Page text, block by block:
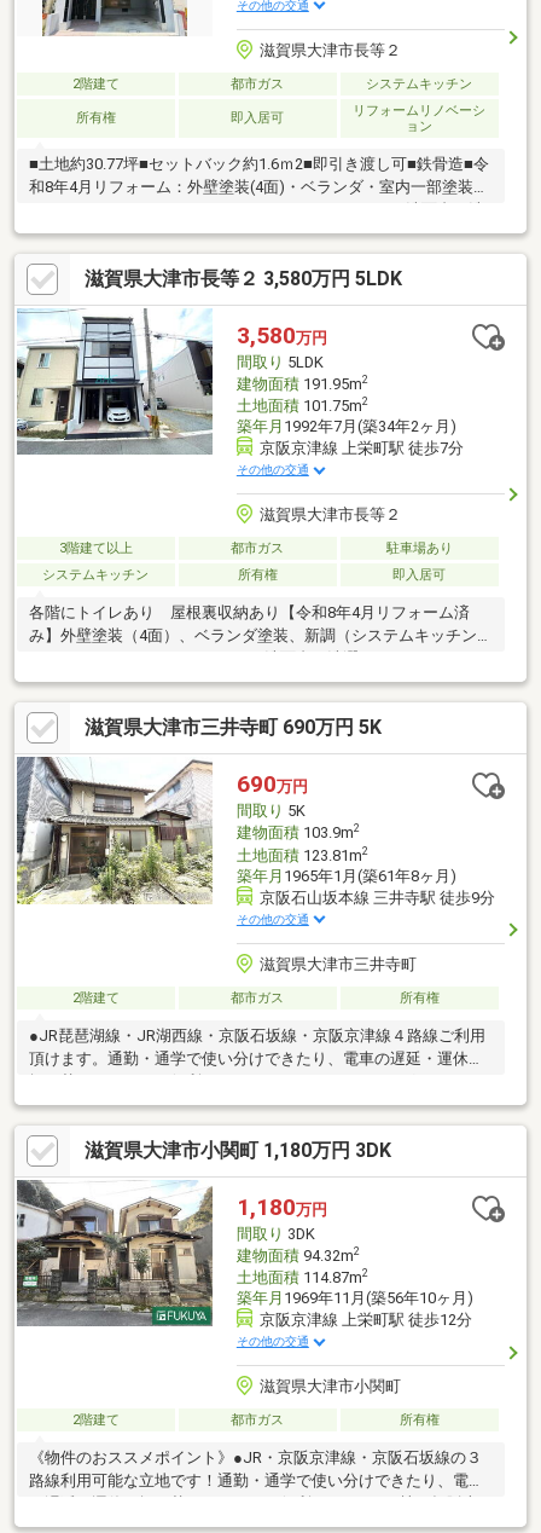
その他の交通
滋賀県大津市長等２
2階建て 都市ガス システムキッチン
所有権 即入居可
リフォームリノベーシ
ョン
■土地約30.77坪■セットバック約1.6ｍ2■即引き渡し可■鉄骨造■令
和8年4月リフォーム：外壁塗装(4面)・ベランダ・室内一部塗装、
濯パン・トイレ・モニターホン・ポスト新調、ダウンライト新
設、クロス全て・フロアタイル・CF・網戸一部・襖・障子貼替、
畳表替、洗い工事一式等■空家ですので鍵もございますのでいつ
でもご内覧可能です。一度ごゆっくりご内覧下さい。０１２０－
０２１－３１３までお気軽にお問い合わせ下さい。■経験年数10
年以上の営業スタッフ在籍、宅地建物取引士・古民家鑑定士1級等
も取得しておりますのでご安心ください。
滋賀県大津市長等２ 3,580万円 5LDK
3,580万円
間取り 5LDK
建物面積191.95m2
土地面積101.75m2
築年月 1992年7月(築34年2ヶ月)
京阪京津線 上栄町駅 徒歩7分
その他の交通
滋賀県大津市長等２
3階建て以上 都市ガス
駐車場あり
システムキッチン
所有権 即入居可
各階にトイレあり 屋根裏収納あり【令和8年4月リフォーム済
み】外壁塗装（4面）、ベランダ塗装、新調（システムキッチン・
ニターホン・ポスト）、ダウンライト新設、クロス全て貼替、フ
ロアタイル貼替、CF貼替、室内一部塗装、網戸一部貼替、畳表
替、障子貼替、洗い工事一式・京阪上栄町駅 徒歩7分！・JR大
津駅 徒歩13分・京阪三井寺駅 徒歩15分！・長等小学校 徒歩
11分！・皇子山中学校 徒歩18分！・フレンドマート 徒歩3
分！
滋賀県大津市三井寺町 690万円 5K
690万円
間取り 5K
建物面積103.9m2
土地面積123.81m2
築年月 1965年1月(築61年8ヶ月)
京阪石山坂本線 三井寺駅 徒歩9分
その他の交通
滋賀県大津市三井寺町
2階建て 都市ガス 所有権
●JR琵琶湖線・JR湖西線・京阪石坂線・京阪京津線４路線ご利用
頂けます。通勤・通学で使い分けできたり、電車の遅延・運休で
総合病院が徒歩10分（800ｍ）圏内にあり、毎日の生活に嬉しい
距離ですね。●当物件は再建築はできません。建物を改装し、居
住用・収益物件としてもいかがでしょうか。
滋賀県大津市小関町 1,180万円 3DK
1,180万円
間取り 3DK
建物面積94.32m2
土地面積114.87m2
築年月 1969年11月(築56年10ヶ月)
京阪京津線 上栄町駅 徒歩12分
その他の交通
滋賀県大津市小関町
2階建て 都市ガス 所有権
《物件のおススメポイント》●JR・京阪京津線・京阪石坂線の３
路線利用可能な立地です！通勤・通学で使い分けできたり、電車
（３DK+２DK）となります。居住用や投資用物件をお探しの方に